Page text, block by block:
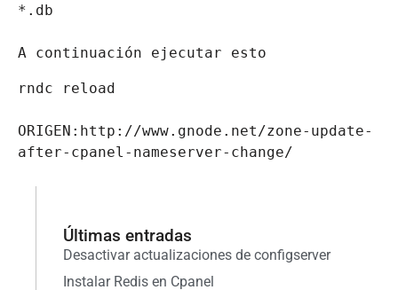
*.db
A continuación ejecutar esto
rndc reload
ORIGEN:http://www.gnode.net/zone-update-
after-cpanel-nameserver-change/
Últimas entradas
Desactivar actualizaciones de configserver
Instalar Redis en Cpanel